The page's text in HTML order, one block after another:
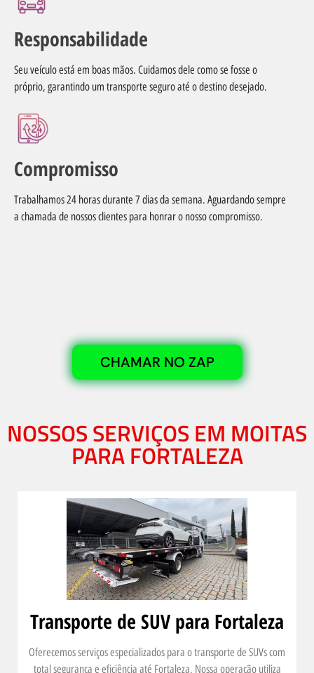
Responsabilidade
Seu veículo está em boas mãos. Cuidamos dele como se fosse o
próprio, garantindo um transporte seguro até o destino desejado.
Compromisso
Trabalhamos 24 horas durante 7 dias da semana. Aguardando sempre
a chamada de nossos clientes para honrar o nosso compromisso.
CHAMAR NO ZAP
NOSSOS SERVIÇOS EM MOITAS
PARA FORTALEZA
Transporte de SUV para Fortaleza
Oferecemos serviços especializados para o transporte de SUVs com
total segurança e eficiência até Fortaleza. Nossa operação utiliza